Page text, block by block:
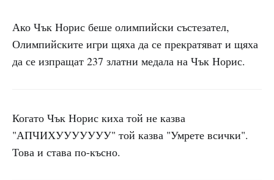
Ако Чък Норис беше олимпийски състезател,
Олимпийските игри щяха да се прекратяват и щяха
да се изпращат 237 златни медала на Чък Норис.
Когато Чък Норис киха той не казва
"АПЧИХУУУУУУУ" той казва "Умрете всички".
Това и става по-късно.